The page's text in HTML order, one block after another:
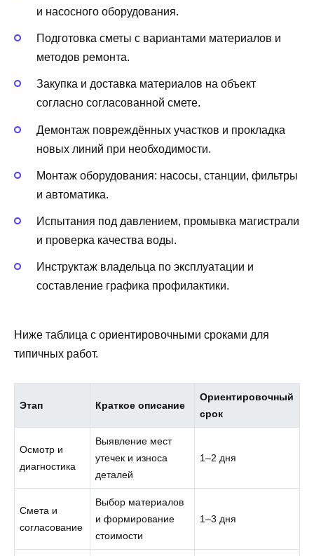
и насосного оборудования.
Подготовка сметы с вариантами материалов и
методов ремонта.
Закупка и доставка материалов на объект
согласно согласованной смете.
Демонтаж повреждённых участков и прокладка
новых линий при необходимости.
Монтаж оборудования: насосы, станции, фильтры
и автоматика.
Испытания под давлением, промывка магистрали
и проверка качества воды.
Инструктаж владельца по эксплуатации и
составление графика профилактики.
Ниже таблица с ориентировочными сроками для
типичных работ.
Этап Краткое описание
Ориентировочный
срок
Осмотр и
диагностика
Выявление мест
утечек и износа
деталей
1–2 дня
Смета и
согласование
Выбор материалов
и формирование
стоимости
1–3 дня